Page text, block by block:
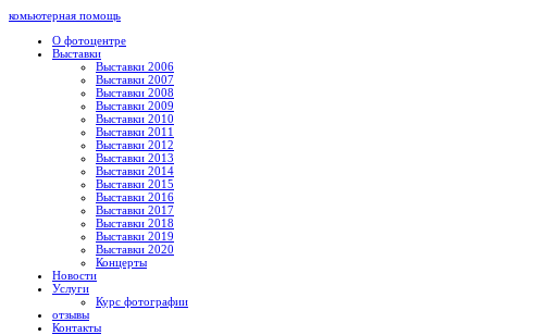
комьютерная помощь
О фотоцентре
Выставки
Выставки 2006
Выставки 2007
Выставки 2008
Выставки 2009
Выставки 2010
Выставки 2011
Выставки 2012
Выставки 2013
Выставки 2014
Выставки 2015
Выставки 2016
Выставки 2017
Выставки 2018
Выставки 2019
Выставки 2020
Концерты
Новости
Услуги
Курс фотографии
отзывы
Контакты